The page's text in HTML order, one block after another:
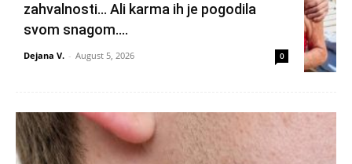
zahvalnosti… Ali karma ih je pogodila
svom snagom....
Dejana V. - August 5, 2026 0